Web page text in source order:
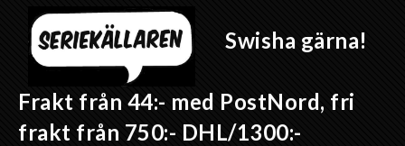
Swisha gärna!
Frakt från 44:- med PostNord, fri
frakt från 750:- DHL/1300:-